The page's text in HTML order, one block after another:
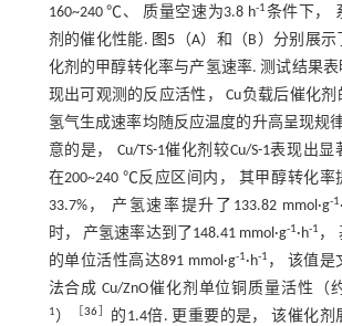
160~240 ℃、 质量空速为3.8 h-1条件下，
剂的催化性能. 图5 （A）和（B）分别展
化剂的甲醇转化率与产氢速率. 测试结果表
现出可观测的反应活性， Cu负载后催化
氢气生成速率均随反应温度的升高呈现规
意的是， Cu/TS-1催化剂较Cu/S-1表现出显
在200~240 ℃反应区间内， 其甲醇转化率
33.7%， 产氢速率提升了133.82 mmol·g-1
时， 产氢速率达到了148.41 mmol·g-1·h-1 ，
的单位活性高达891 mmol·g-1·h-1 ， 该值是
法合成 Cu/ZnO催化剂单位铜质量活性（
1） ［36
的1.4倍. 更重要的是， 该催化剂